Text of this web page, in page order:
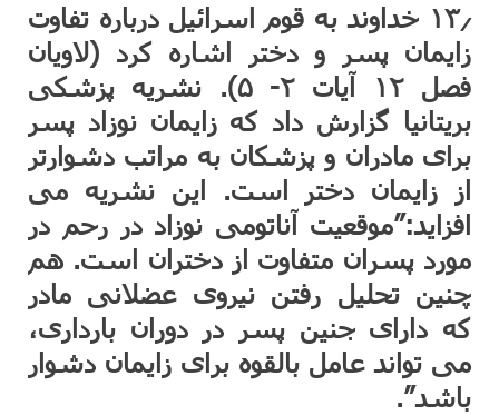
۱۳٫ خداوند به قوم اسرائیل درباره تفاوت
زایمان پسر و دختر اشاره کرد (لاویان
فصل ۱۲ آیات ۲- ۵). نشریه پزشکی
بریتانیا گزارش داد که زایمان نوزاد پسر
برای مادران و پزشکان به مراتب دشوارتر
از زایمان دختر است. این نشریه می
افزاید:”موقعیت آناتومی نوزاد در رحم در
مورد پسران متفاوت از دختران است. هم
چنین تحلیل رفتن نیروی عضلانی مادر
که دارای جنین پسر در دوران بارداری،
می تواند عامل بالقوه برای زایمان دشوار
باشد”.